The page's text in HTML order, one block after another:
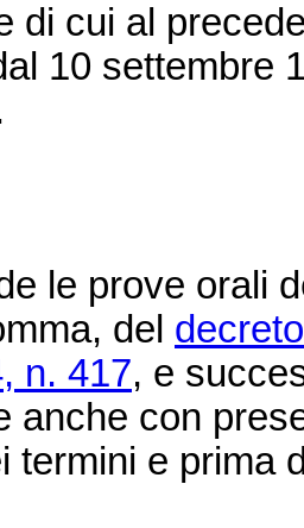
cui al
10 settembre
le prove orali
del
n. 417, e
anche con
termini e prima